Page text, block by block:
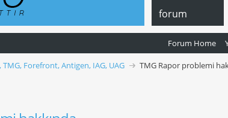
forum
Forum Home
TMG, Forefront, Antigen, IAG, UAG TMG Rapor problemi